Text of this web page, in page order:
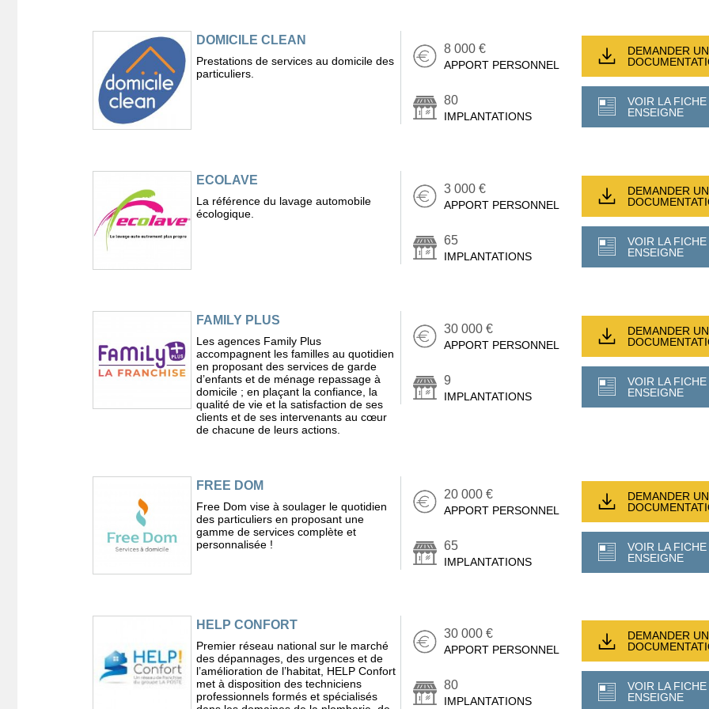
DOMICILE CLEAN
Prestations de services au domicile des
particuliers.
8 000 €
APPORT PERSONNEL
80
IMPLANTATIONS
DEMANDER
VOIR LA FICHE
ENSEIGNE
ECOLAVE
La référence du lavage automobile
écologique.
3 000 €
APPORT PERSONNEL
65
IMPLANTATIONS
DEMANDER
VOIR LA FICHE
ENSEIGNE
FAMILY PLUS
Les agences Family Plus
accompagnent les familles au quotidien
en proposant des services de garde
d’enfants et de ménage repassage à
domicile ; en plaçant la confiance, la
qualité de vie et la satisfaction de ses
clients et de ses intervenants au cœur
de chacune de leurs actions.
30 000 €
APPORT PERSONNEL
9
IMPLANTATIONS
DEMANDER
VOIR LA FICHE
ENSEIGNE
FREE DOM
Free Dom vise à soulager le quotidien
des particuliers en proposant une
gamme de services complète et
personnalisée !
20 000 €
APPORT PERSONNEL
65
IMPLANTATIONS
DEMANDER
VOIR LA FICHE
ENSEIGNE
HELP CONFORT
Premier réseau national sur le marché
des dépannages, des urgences et de
l’amélioration de l’habitat, HELP Confort
met à disposition des techniciens
professionnels formés et spécialisés
30 000 €
APPORT PERSONNEL
80
IMPLANTATIONS
DEMANDER
VOIR LA FICHE
ENSEIGNE